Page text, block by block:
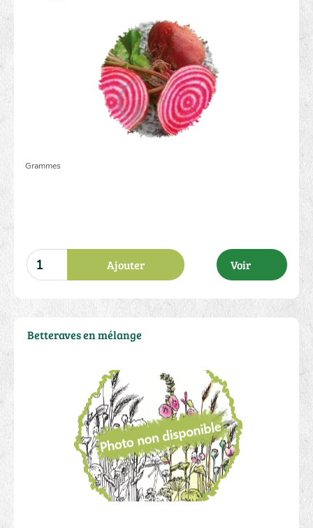
Grammes
Ajouter Voir
Betteraves en mélange